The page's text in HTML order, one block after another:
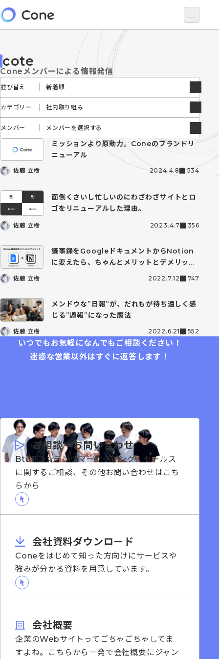
cote
Coneメンバーによる情報発信
ミッションより原動力。Coneのブランドリ
ニューアル
佐藤 立樹 2024.4.8 534
面倒くさいし忙しいのにわざわざサイトとロ
ゴをリニューアルした理由。
佐藤 立樹 2023.4.7 356
議事録をGoogleドキュメントからNotion
に変えたら、ちゃんとメリットとデメリット
佐藤 立樹 2022.7.12 747
メンドウな”日報”が、だれもが待ち遠しく感
じる”週報”になった魔法
佐藤 立樹 2022.6.21 552
並び替え 新着順
カテゴリー 社内取り組み
メンバー メンバーを選択する
佐藤 立樹
佐々野 力
湯浅 春樹
田中 晴
山口 友貴
上田透也
いつでもお気軽になんでもご相談ください！
迷惑な営業以外はすぐに返答します！
ご相談・お問い合わせ
BtoBコンテンツマーケティング・セールス
に関するご相談、その他お問い合わせはこち
らから
会社資料ダウンロード
Coneをはじめて知った方向けにサービスや
強みが分かる資料を用意しています。
会社概要
企業のWebサイトってごちゃごちゃしてま
すよね。こちらから一発で会社概要にジャン